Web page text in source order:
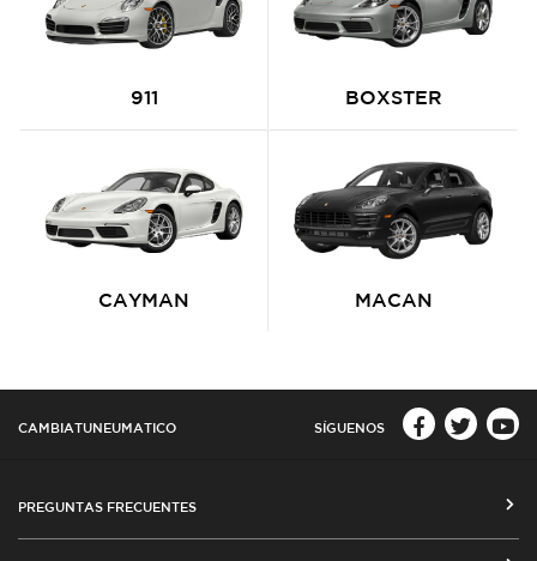
911 BOXSTER
CAYMAN MACAN
CAMBIATUNEUMATICO SÍGUENOS
PREGUNTAS FRECUENTES